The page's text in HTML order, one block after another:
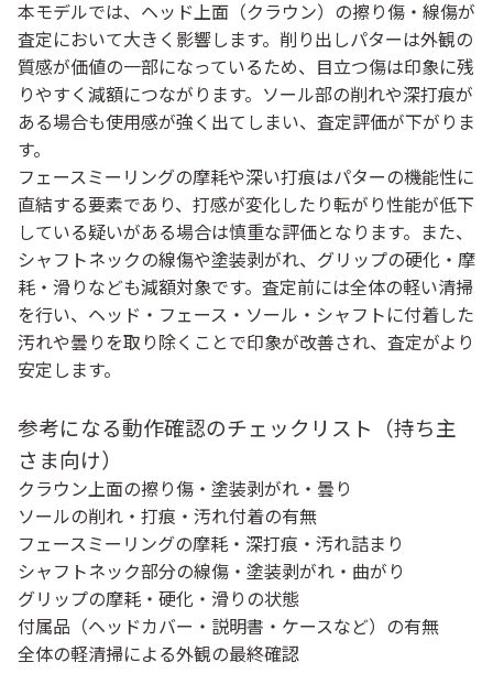
本モデルでは、ヘッド上面（クラウン）の擦り傷・線傷が
査定において大きく影響します。削り出しパターは外観の
質感が価値の一部になっているため、目立つ傷は印象に残
りやすく減額につながります。ソール部の削れや深打痕が
ある場合も使用感が強く出てしまい、査定評価が下がりま
す。
フェースミーリングの摩耗や深い打痕はパターの機能性に
直結する要素であり、打感が変化したり転がり性能が低下
している疑いがある場合は慎重な評価となります。また、
シャフトネックの線傷や塗装剥がれ、グリップの硬化・摩
耗・滑りなども減額対象です。査定前には全体の軽い清掃
を行い、ヘッド・フェース・ソール・シャフトに付着した
汚れや曇りを取り除くことで印象が改善され、査定がより
安定します。
参考になる動作確認のチェックリスト（持ち主
さま向け）
クラウン上面の擦り傷・塗装剥がれ・曇り
ソールの削れ・打痕・汚れ付着の有無
フェースミーリングの摩耗・深打痕・汚れ詰まり
シャフトネック部分の線傷・塗装剥がれ・曲がり
グリップの摩耗・硬化・滑りの状態
付属品（ヘッドカバー・説明書・ケースなど）の有無
全体の軽清掃による外観の最終確認